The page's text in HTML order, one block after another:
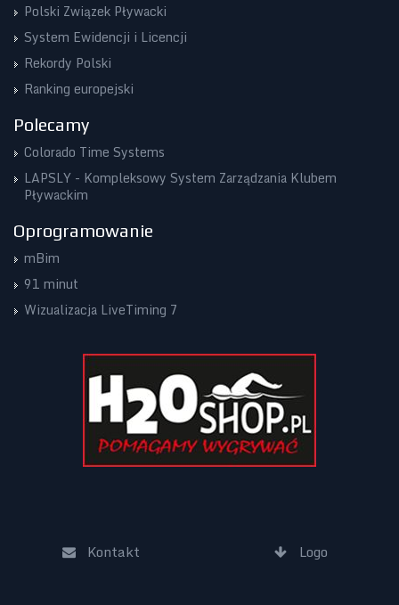
Polski Związek Pływacki
System Ewidencji i Licencji
Rekordy Polski
Ranking europejski
Polecamy
Colorado Time Systems
LAPSLY - Kompleksowy System Zarządzania Klubem
Pływackim
Oprogramowanie
mBim
91 minut
Wizualizacja LiveTiming 7
Kontakt Logo